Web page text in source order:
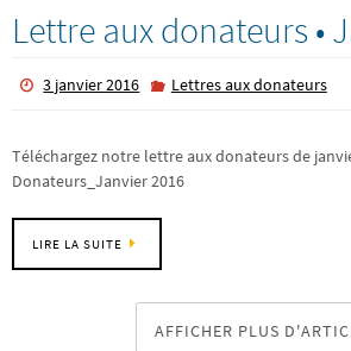
Lettre aux donateurs •
3 janvier 2016 Lettres aux donateurs
Téléchargez notre lettre aux donateurs de
Donateurs_Janvier 2016
LIRE LA SUITE
AFFICHER PLUS